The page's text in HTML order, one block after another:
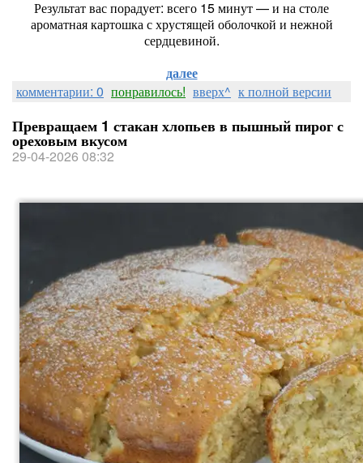
Результат вас порадует: всего 15 минут — и на столе
ароматная картошка с хрустящей оболочкой и нежной
сердцевиной.
далее
комментарии: 0 понравилось! вверх^ к полной версии
Превращаем 1 стакан хлопьев в пышный пирог с
ореховым вкусом
29-04-2026 08:32